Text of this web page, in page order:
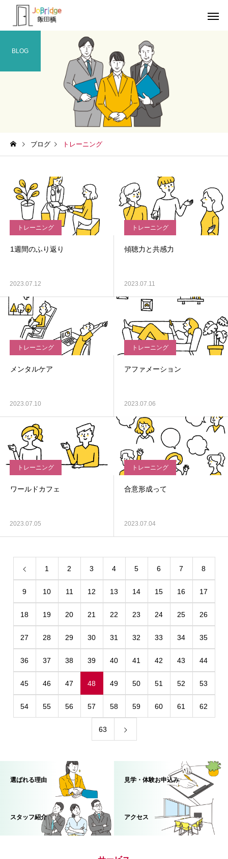
サービス案内
働き続けるための土台 全力禁止のススメ
BLOG
ブログ トレーニング
トレーニング
1週間のふり返り
2023.07.12
トレーニング
傾聴力と共感力
2023.07.11
トレーニング
メンタルケア
2023.07.10
トレーニング
アファメーション
2023.07.06
トレーニング
ワールドカフェ
2023.07.05
トレーニング
合意形成って
2023.07.04
1 2 3 4 5 6 7 8
9 10 11 12 13 14 15 16 17
18 19 20 21 22 23 24 25 26
27 28 29 30 31 32 33 34 35
36 37 38 39 40 41 42 43 44
45 46 47 48 49 50 51 52 53
54 55 56 57 58 59 60 61 62
63
選ばれる理由 見学・体験お申込み
スタッフ紹介 アクセス